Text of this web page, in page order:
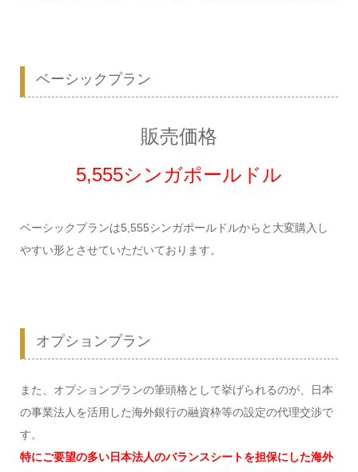
ベーシックプラン
販売価格
5,555シンガポールドル
ベーシックプランは5,555シンガポールドルからと大変購入し
やすい形とさせていただいております。
オプションプラン
また、オプションプランの筆頭格として挙げられるのが、日本
の事業法人を活用した海外銀行の融資枠等の設定の代理交渉で
す。
特にご要望の多い日本法人のバランスシートを担保にした海外